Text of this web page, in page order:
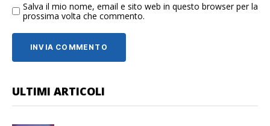
Salva il mio nome, email e sito web in questo browser per la
prossima volta che commento.
ULTIMI ARTICOLI